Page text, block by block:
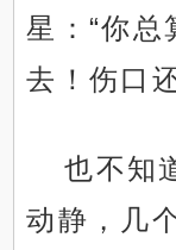
星：“你总
去！伤口
也不知
动静，几